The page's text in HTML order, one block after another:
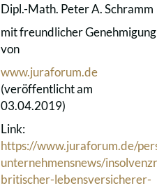
Dipl.-Math. Peter A. Schramm
mit freundlicher Genehmigung
von
www.juraforum.de
(veröffentlicht am
03.04.2019)
Link:
https://www.juraforum.de/
unternehmensnews/
britischer-lebensversicherer-